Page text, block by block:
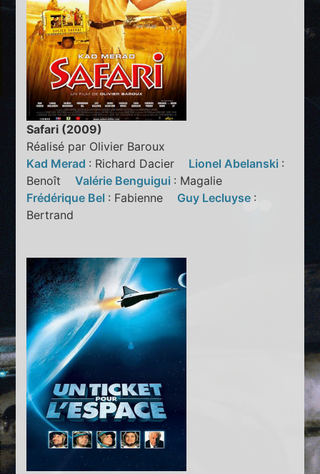
Safari (2009)
Réalisé par Olivier Baroux
Kad Merad : Richard Dacier Lionel Abelanski :
BenoîtValérie Benguigui : Magalie
Frédérique Bel : Fabienne Guy Lecluyse :
Bertrand